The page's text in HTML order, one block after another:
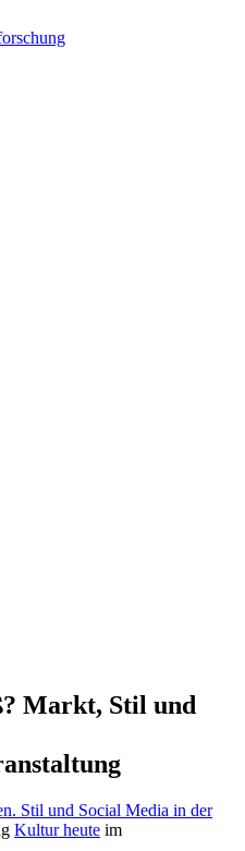
Markt, Stil und
Stil und Social Media in der
Kultur heute im